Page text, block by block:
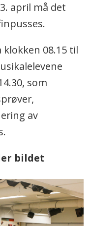
april må det
08.15 til
som
av
bildet